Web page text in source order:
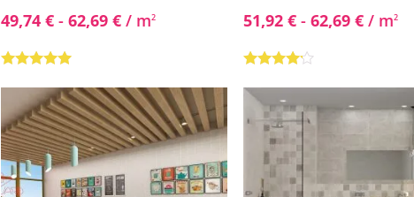
49,74 € - 62,69 € / m2
5.00de 5
51,92€ - 62,69€ / m2
con4.00
de 5